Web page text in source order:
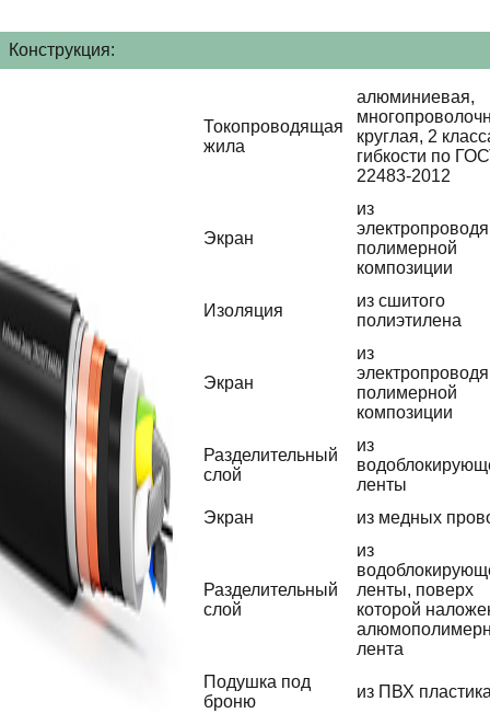
Конструкция:
Токопроводящая
жила
алюминиевая,
круглая, 2
гибкости по
22483-2012
Экран
из
полимерной
композиции
Изоляция
из сшитого
полиэтилена
Экран
из
полимерной
композиции
Разделительный
слой
из
ленты
Экран
из медных
Разделительный
слой
из
ленты, поверх
которой
лента
Подушка под
броню
из ПВХ